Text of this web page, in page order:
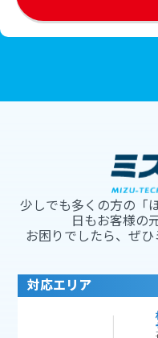
少しでも多くの方の「
日もお客様の
お困りでしたら、ぜひ
対応エリア